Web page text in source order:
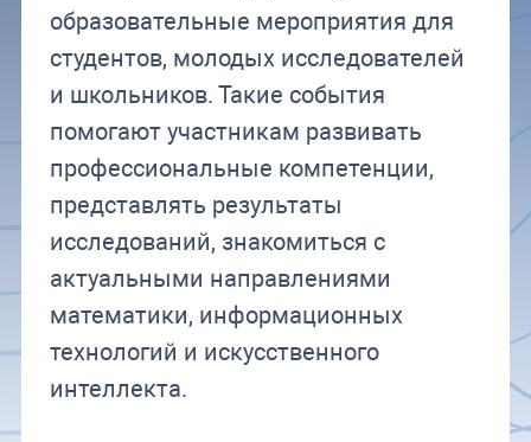
образовательные мероприятия для
студентов, молодых исследователей
и школьников. Такие события
помогают участникам развивать
профессиональные компетенции,
представлять результаты
исследований, знакомиться с
актуальными направлениями
математики, информационных
технологий и искусственного
интеллекта.